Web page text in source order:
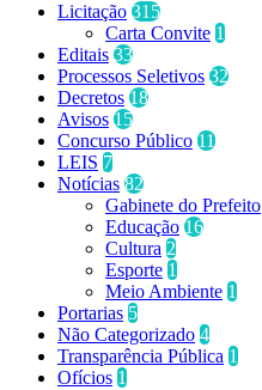
Licitação 315
Carta Convite 1
Editais 33
Processos Seletivos 32
Decretos 18
Avisos 15
Concurso Público 11
LEIS 7
Notícias 82
Gabinete do Prefeito
Educação 16
Cultura 2
Esporte 1
Meio Ambiente 1
Portarias 5
Não Categorizado 4
Transparência Pública 1
Ofícios 1